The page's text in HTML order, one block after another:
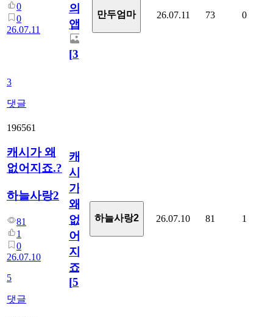
0
0
26.07.11
3
댓글
의
앱.
[3]
만두엄마 26.07.11 73 0
196561
캐시가 왜
없어지죠.?
하늘사랑2
81
1
0
26.07.10
5
댓글
캐
시
가
왜
없
어
지
죠.?
[5]
하늘사랑2 26.07.10 81 1